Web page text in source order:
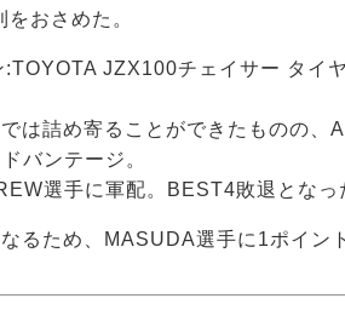
おさめた。
JZX100チェイサー タイ
は詰め寄ることができたものの、
バンテージ。
選手に軍配。BEST4敗退となっ
るため、MASUDA選手に1ポイン